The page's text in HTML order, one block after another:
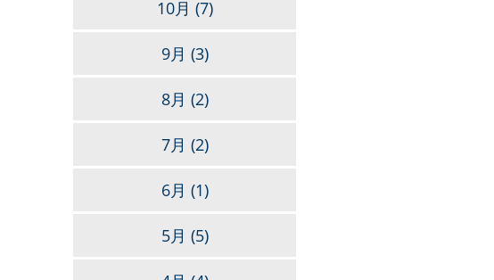
10月 (7)
9月 (3)
8月 (2)
7月 (2)
6月 (1)
5月 (5)